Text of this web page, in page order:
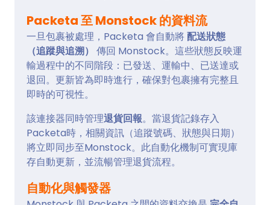
Packeta 至 Monstock 的資料流
一旦包裹被處理，Packeta 會自動將配送狀態
（追蹤與追溯） 傳回 Monstock。這些狀態反映運
輸過程中的不同階段：已發送、運輸中、已送達或
退回。更新皆為即時進行，確保對包裹擁有完整且
即時的可視性。
該連接器同時管理退貨回報。當退貨記錄存入
Packeta時，相關資訊（追蹤號碼、狀態與日期）
將立即同步至Monstock。此自動化機制可實現庫
存自動更新，並流暢管理退貨流程。
自動化與觸發器